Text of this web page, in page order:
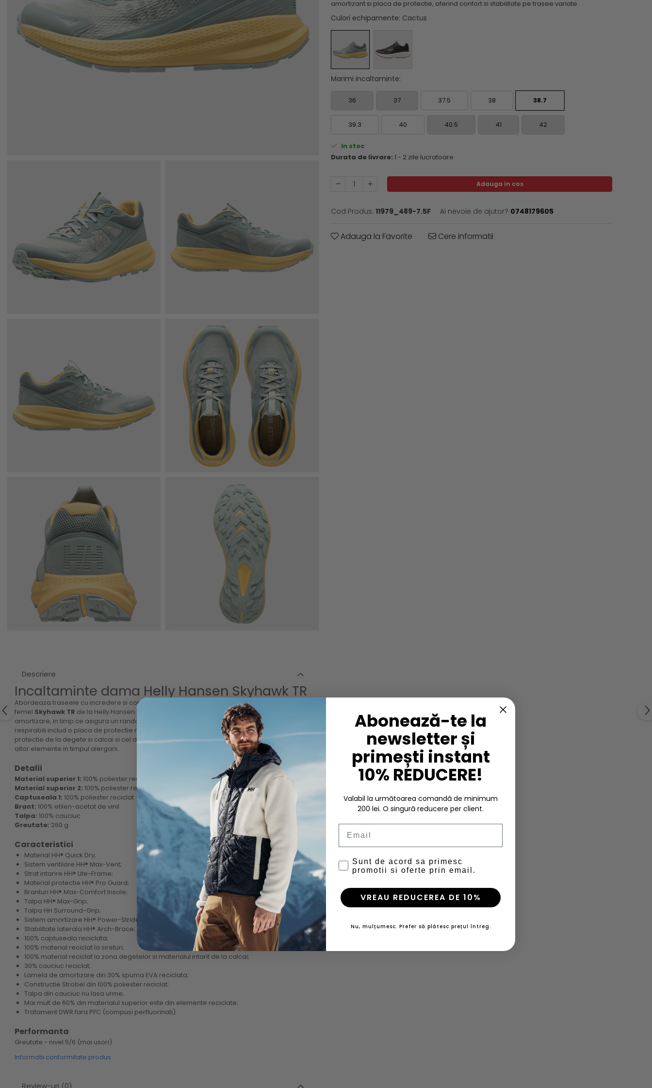
Descriere
Incaltaminte dama Helly Hansen Skyhawk TR
Abordeaza traseele cu incredere si confort alegand pantofi de alergare pentru
femei Skyhawk TR de la Helly Hansen. Datorita noului brant usor si elastic, pantofii ofera
amortizare, in timp ce asigura un randament energetic ridicat. Pantofii cu uscare rapida si
respirabili includ o placa de protectie noua pentru stabilitate si protectie. Materialele de
protectie de la degete si calcai si cel de pe limba ajuta la protejarea impotriva pietrelor si
altor elemente in timpul alergarii.
Detalii
Material superior 1: 100% poliester reciclat
Material superior 2: 100% poliester reciclat
Captuseala 1: 100% poliester reciclat
Brant: 100% etilen-acetat de vinil
Talpa: 100% cauciuc
Greutate: 260 g
Caracteristici
Material HH® Quick Dry;
Sistem ventilare HH® Max-Vent;
Strat intarire HH® Lite-Frame;
Material protectie HH® Pro Guard;
Branturi HH® Max-Comfort Insole;
Talpa HH® Max-Grip;
Talpa HH Surround-Grip;
Sistem amortizare HH® Power-Stride;
Stabilitate laterala HH® Arch-Brace;
100% captuseala reciclata;
100% material reciclat la sireturi;
100% material reciclat la zona degetelor si materialul intarit de la calcai;
30% cauciuc reciclat;
Lamela de amortizare din 30% spuma EVA reciclata;
Constructie Strobel din 100% poliester reciclat;
Talpa din cauciuc nu lasa urme;
Mai mult de 60% din materialul superior este din elemente reciclate;
Tratament DWR fara PFC (compusi perfluorinati).
Performanta
Greutate - nivel 5/6 (mai usori)
Informatii conformitate produs
Review-uri (0)
amortizant si placa de protectie, oferind confort si stabilitate pe trasee variate.
Culori echipamente: Cactus
Marimi incaltaminte:
36 37 37.5 38 38.7
39.3 40 40.5 41 42
In stoc
Durata de livrare: 1 - 2 zile lucratoare
Adauga in cos
Cod Produs: 11979_489-7.5F Ai nevoie de ajutor? 0748179605
Adauga la Favorite Cere informatii
Abonează-te la
newsletter și
primești instant
10% REDUCERE!
Valabil la următoarea comandă de minimum
200 lei. O singură reducere per client.
Sunt de acord sa primesc
promotii si oferte prin email.
VREAU REDUCEREA DE 10%
Nu, mulțumesc. Prefer să plătesc prețul întreg.